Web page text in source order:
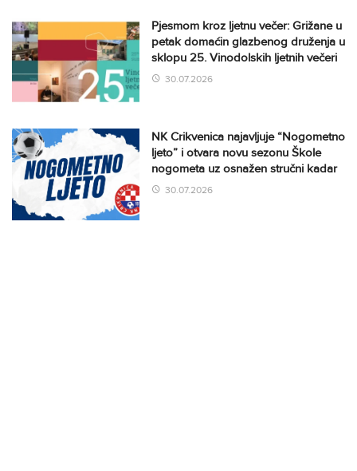
Pjesmom kroz ljetnu večer: Grižane u
petak domaćin glazbenog druženja u
sklopu 25. Vinodolskih ljetnih večeri
30.07.2026
NK Crikvenica najavljuje “Nogometno
ljeto” i otvara novu sezonu Škole
nogometa uz osnažen stručni kadar
30.07.2026